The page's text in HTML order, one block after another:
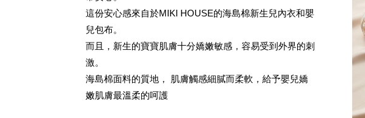
這份安心感來自於MIKI HOUSE的海島棉新生兒內衣和嬰
兒包布。
而且，新生的寶寶肌膚十分嬌嫩敏感，容易受到外界的刺
激。
海島棉面料的質地， 肌膚觸感細膩而柔軟，給予嬰兒嬌
嫩肌膚最溫柔的呵護